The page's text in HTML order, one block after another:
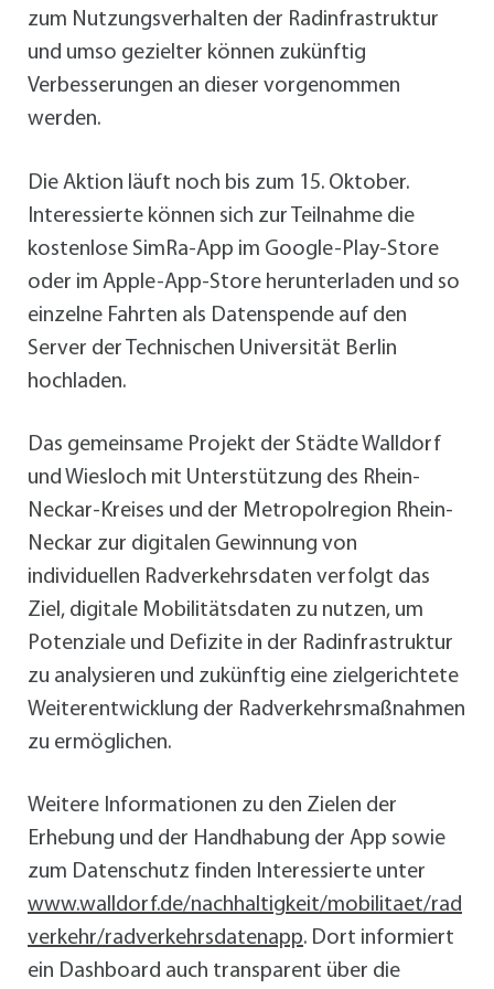
zum Nutzungsverhalten der Radinfrastruktur
und umso gezielter können zukünftig
Verbesserungen an dieser vorgenommen
werden.
Die Aktion läuft noch bis zum 15. Oktober.
Interessierte können sich zur Teilnahme die
kostenlose SimRa-App im Google-Play-Store
oder im Apple-App-Store herunterladen und so
einzelne Fahrten als Datenspende auf den
Server der Technischen Universität Berlin
hochladen.
Das gemeinsame Projekt der Städte Walldorf
und Wiesloch mit Unterstützung des Rhein-
Neckar-Kreises und der Metropolregion Rhein-
Neckar zur digitalen Gewinnung von
individuellen Radverkehrsdaten verfolgt das
Ziel, digitale Mobilitätsdaten zu nutzen, um
Potenziale und Defizite in der Radinfrastruktur
zu analysieren und zukünftig eine zielgerichtete
Weiterentwicklung der Radverkehrsmaßnahmen
zu ermöglichen.
Weitere Informationen zu den Zielen der
Erhebung und der Handhabung der App sowie
zum Datenschutz finden Interessierte unter
www.walldorf.de/nachhaltigkeit/mobilitaet/rad
verkehr/radverkehrsdatenapp. Dort informiert
ein Dashboard auch transparent über die